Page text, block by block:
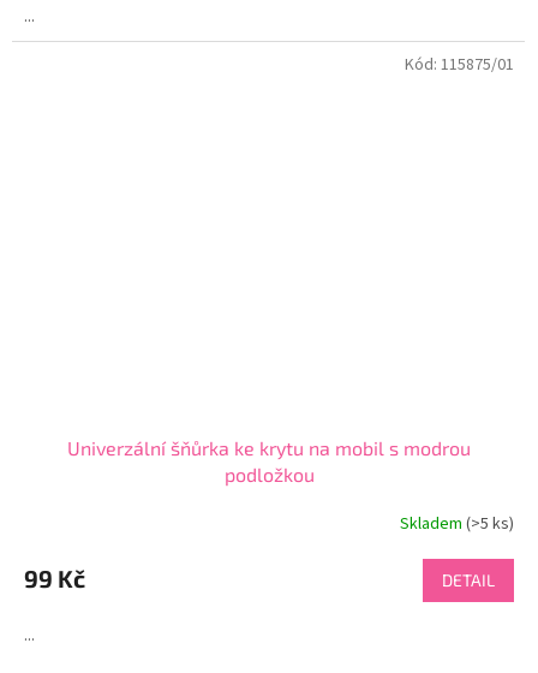
z
5
...
Univerzální šňůrka ke krytu na mobil s modrou
podložkou
produktu
je
z
Skladem(>5 ks)
99 Kč DETAIL
...
Kód: 115875/01